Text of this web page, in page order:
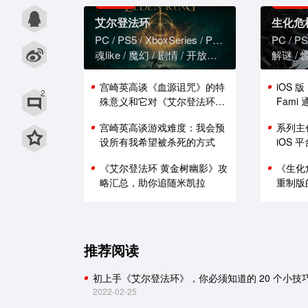
艾尔登法环
PC PS5 XboxSeries PS4
XboxOne
魂like
魔幻 剧情 开放世界
宫崎英高谈《血源诅咒》的特
殊意义和它对《艾尔登法环》
宫崎英高谈游戏难度：我会预
设所有我希望被杀死的方式
《艾尔登法环 黄金树幽影》攻
略汇总，助你追随米凯拉
生化危
PC
解谜
iOS 版
Fami
系列
iOS 平
《生
重制
推荐阅读
初上手《艾尔登法环》，你必须知道的 20 个小技
2022-02-25
用微信扫描二维码
用QQ扫描二维码
2